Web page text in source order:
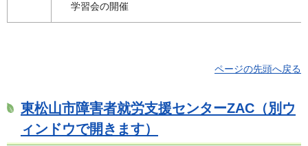
学習会の開催
ページの先頭へ戻る
東松山市障害者就労支援センターZAC（別ウ
ィンドウで開きます）